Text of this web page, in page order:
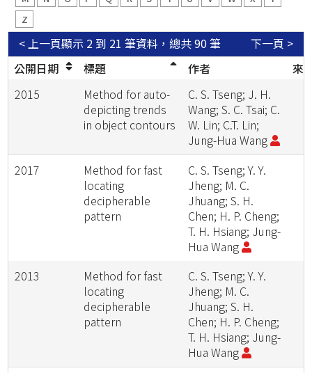
個
Z
顯示 2 到 21 筆資料，總共 90 筆
< 上一頁
下一頁 >
公開日期
標題 作者
來
2015
Method for auto-
depicting trends
in object contours
C. S. Tseng; J. H.
Wang; S. C. Tsai; C.
W. Lin; C.T. Lin;
Jung-Hua Wang
2017
Method for fast
locating
decipherable
pattern
C. S. Tseng; Y. Y.
Jheng; M. C.
Jhuang; S. H.
Chen; H. P. Cheng;
T. H. Hsiang; Jung-
Hua Wang
2013
Method for fast
locating
decipherable
pattern
C. S. Tseng; Y. Y.
Jheng; M. C.
Jhuang; S. H.
Chen; H. P. Cheng;
T. H. Hsiang; Jung-
Hua Wang